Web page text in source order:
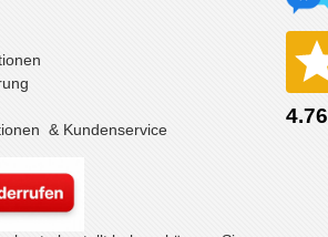
& Kundenservice